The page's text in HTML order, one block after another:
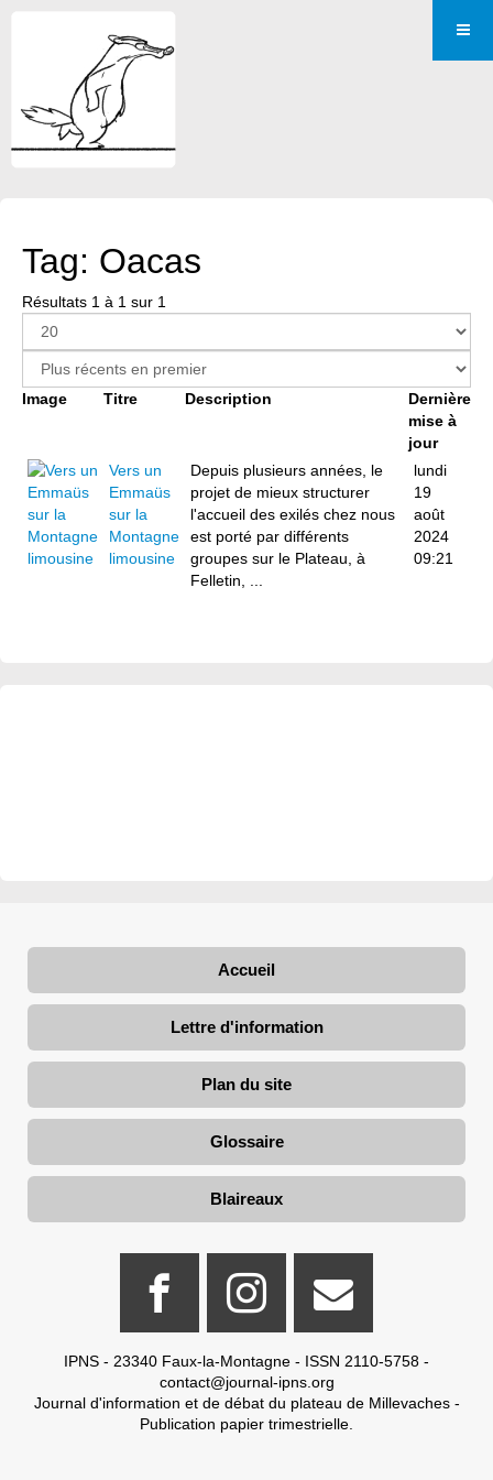
Tag: Oacas
Résultats 1 à 1 sur 1
Image Titre Description
Dernière
mise à
jour
Vers un
Emmaüs
sur la
Montagne
limousine
Depuis plusieurs années, le
projet de mieux structurer
l'accueil des exilés chez nous
est porté par différents
groupes sur le Plateau, à
Felletin, ...
lundi
19
août
2024
09:21
Accueil
Lettre d'information
Plan du site
Glossaire
Blaireaux
IPNS - 23340 Faux-la-Montagne - ISSN 2110-5758 -
contact@journal-ipns.org
Journal d'information et de débat du plateau de Millevaches -
Publication papier trimestrielle.